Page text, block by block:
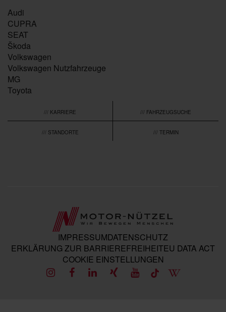
Audi
CUPRA
SEAT
Škoda
Volkswagen
Volkswagen Nutzfahrzeuge
MG
Toyota
/// KARRIERE /// FAHRZEUGSUCHE
/// STANDORTE /// TERMIN
IMPRESSUMDATENSCHUTZ
ERKLÄRUNG ZUR BARRIEREFREIHEITEU DATA ACT
COOKIE EINSTELLUNGEN